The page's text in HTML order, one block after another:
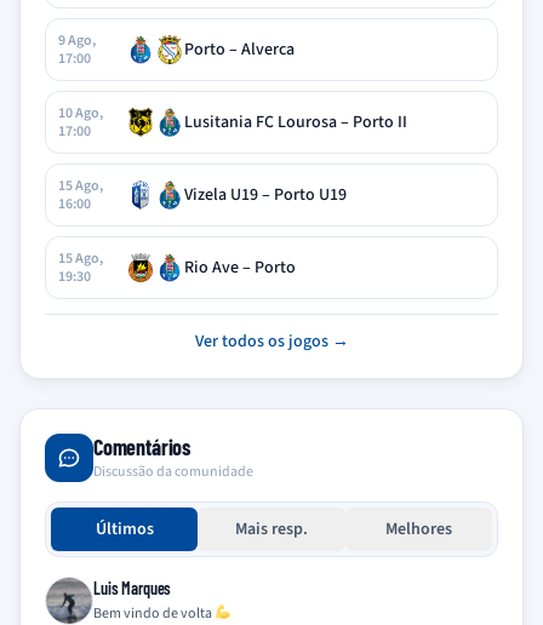
9 Ago,
17:00
Porto – Alverca
10 Ago,
17:00
Lusitania FC Lourosa – Porto II
15 Ago,
16:00
Vizela U19 – Porto U19
15 Ago,
19:30
Rio Ave – Porto
Ver todos os jogos →
Comentários
Discussão da comunidade
Últimos Mais resp. Melhores
Luis Marques
Bem vindo de volta